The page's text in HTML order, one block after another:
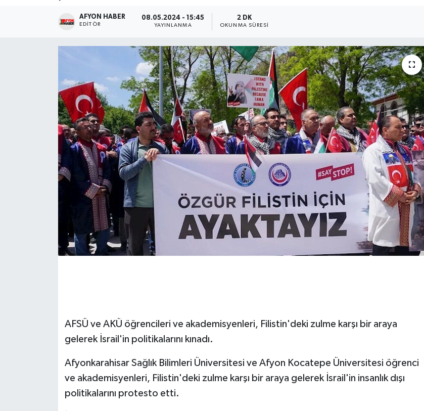
AFYON HABER
EDITÖR
08.05.2024 - 15:45
YAYINLANMA
2 DK
OKUNMA SÜRESI
AFSÜ ve AKÜ öğrencileri ve akademisyenleri, Filistin'deki zulme karşı bir araya
gelerek İsrail'in politikalarını kınadı.
Afyonkarahisar Sağlık Bilimleri Üniversitesi ve Afyon Kocatepe Üniversitesi öğrenci
ve akademisyenleri, Filistin'deki zulme karşı bir araya gelerek İsrail'in insanlık dışı
politikalarını protesto etti.
Magazin